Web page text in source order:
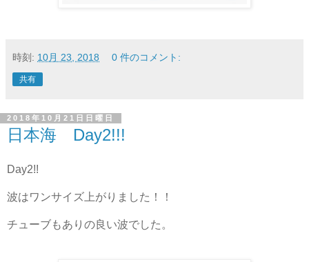
時刻: 10月 23, 2018 0 件のコメント:
共有
2018年10月21日日曜日
日本海 Day2!!!
Day2!!
波はワンサイズ上がりました！！
チューブもありの良い波でした。